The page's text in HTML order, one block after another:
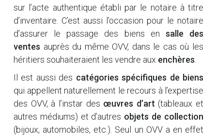
sur l’acte authentique établi par le notaire à titre
d’inventaire. C’est aussi l’occasion pour le notaire
d’assurer le passage des biens en salle des
ventes auprès du même OVV, dans le cas où les
héritiers souhaiteraient les vendre aux enchères
Il est aussi des catégories spécifiques de biens
qui appellent naturellement le recours à l’expertise
des OVV, à l’instar des œuvres d’art (tableaux et
autres médiums) et d’autres objets de collection
(bijoux, automobiles, etc.). Seul un OVV a en effet